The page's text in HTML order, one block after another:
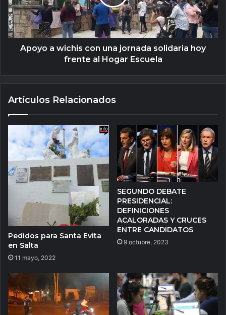
Apoyo a wichis con una jornada solidaria hoy
frente al Hogar Escuela
Artículos Relacionados
Pedidos para Santa Evita
en Salta
11 mayo, 2022
SEGUNDO DEBATE
PRESIDENCIAL:
DEFINICIONES
ACALORADAS Y CRUCES
ENTRE CANDIDATOS
9 octubre, 2023